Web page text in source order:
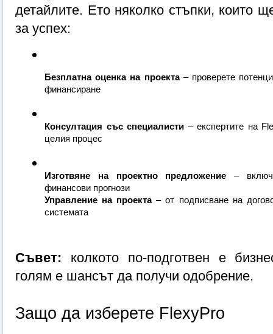
детайлите. Ето няколко стъпки, които
за успех:
Безплатна оценка на проекта – проверете
финансиране
Консултация със специалисти – експертите на
целия процес
Изготвяне на проектно предложение –
финансови прогнози
Управление на проекта – от подписване на
системата
Съвет: колкото по-подготвен е
голям е шансът да получи одобрение.
Защо да изберете FlexyPro